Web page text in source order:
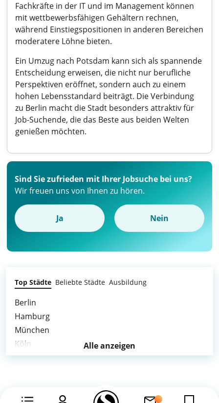
Fachkräfte in der IT und im Management können
mit wettbewerbsfähigen Gehältern rechnen,
während Einstiegspositionen in anderen Bereichen
moderatere Löhne bieten.
Ein Umzug nach Potsdam kann sich als spannende
Entscheidung erweisen, die nicht nur berufliche
Perspektiven eröffnet, sondern auch zu einem
hohen Lebensstandard beiträgt. Die Verbindung
zu Berlin macht die Stadt besonders attraktiv für
Job-Suchende, die das Beste aus beiden Welten
genießen möchten.
Sind Sie zufrieden mit Ihrer Jobsuche bei uns?
Wir freuen uns von Ihnen zu hören.
Ja Nein
Top Städte Beliebte Städte Ausbildung
Berlin
Hamburg
München
Köln
Frankfurt am Main
Dortmund
Alle anzeigen